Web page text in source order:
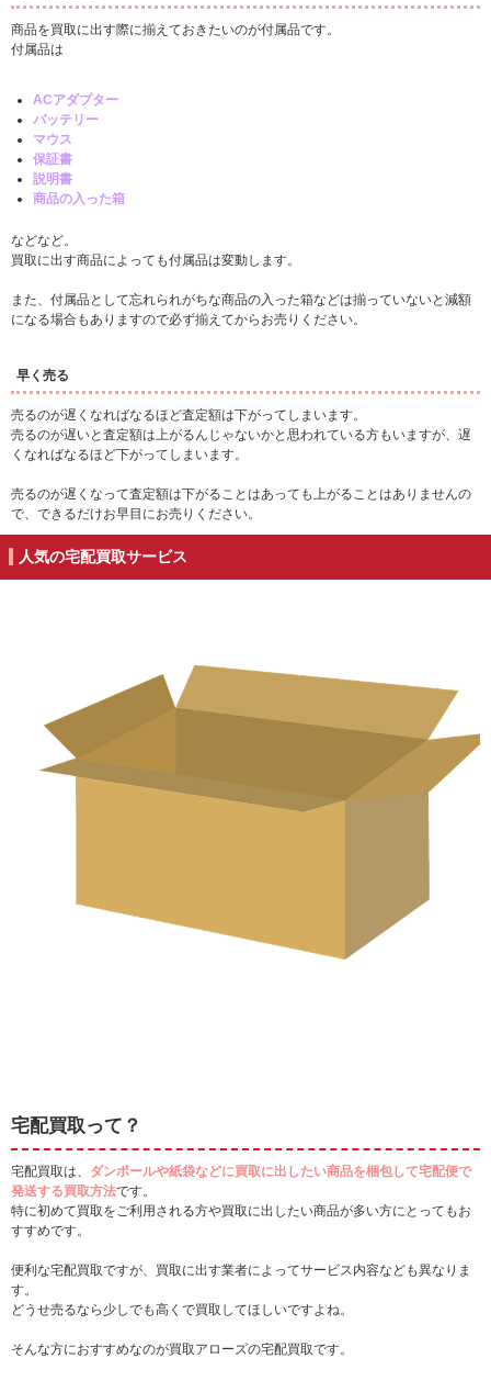
商品を買取に出す際に揃えておきたいのが付属品です。
付属品は
ACアダプター
バッテリー
マウス
保証書
説明書
商品の入った箱
などなど。
買取に出す商品によっても付属品は変動します。
また、付属品として忘れられがちな商品の入った箱などは揃っていないと減額
になる場合もありますので必ず揃えてからお売りください。
早く売る
売るのが遅くなればなるほど査定額は下がってしまいます。
売るのが遅いと査定額は上がるんじゃないかと思われている方もいますが、遅
くなればなるほど下がってしまいます。
売るのが遅くなって査定額は下がることはあっても上がることはありませんの
で、できるだけお早目にお売りください。
人気の宅配買取サービス
宅配買取って？
宅配買取は、 ダンボールや紙袋などに買取に出したい商品を梱包して宅配便で
発送する買取方法です。
特に初めて買取をご利用される方や買取に出したい商品が多い方にとってもお
すすめです。
便利な宅配買取ですが、買取に出す業者によってサービス内容なども異なりま
す。
どうせ売るなら少しでも高くで買取してほしいですよね。
そんな方におすすめなのが買取アローズの宅配買取です。